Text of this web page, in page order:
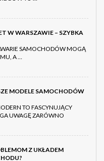
W WARSZAWIE – SZYBKA
SAMOCHODÓW MOGĄ
A …
MODELE SAMOCHODÓW
TO FASCYNUJĄCY
UWAGĘ ZARÓWNO
Z UKŁADEM